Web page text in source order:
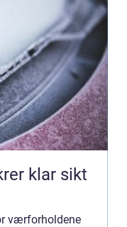
klar sikt
værforholdene